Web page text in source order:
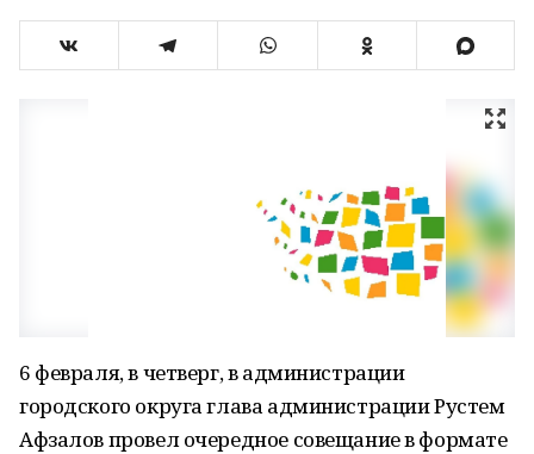
6 февраля, в четверг, в администрации
городского округа глава администрации Рустем
Афзалов провел очередное совещание в формате